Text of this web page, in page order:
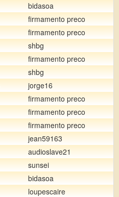
bidasoa
firmamento preco
firmamento preco
shbg
firmamento preco
shbg
jorge16
firmamento preco
firmamento preco
firmamento preco
jean59163
audioslave21
sunsei
bidasoa
loupescaire